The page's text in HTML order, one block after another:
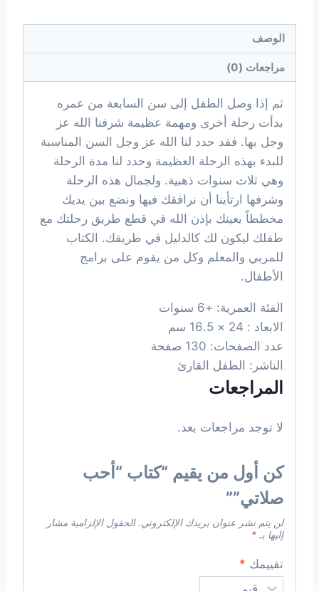
الوصف
مراجعات (0)
ثم إذا وصل الطفل إلى سن السابعة من عمره
بدأت رحلة أخرى ومهمة عظيمة شرفنا الله عز
وجل بها. فقد حدد لنا الله عز وجل السن المناسبة
للبدء بهذه الرحلة العظيمة وحدد لنا مدة الرحلة
وهي ثلاث سنوات ذهبية. ولجمال هذه الرحلة
وشرفها ارتأينا أن نرافقك فيها ونضع بين يديك
مخططاً يعينك بإذن الله في قطع طريق رحلتك مع
طفلك ليكون لك كالدليل في طريقك. الكتاب
للمربي والمعلم وكل من يقوم على برامج
الأطفال.
الفئة العمرية: +6 سنوات
الابعاد : 24 × 16.5 سم
عدد الصفحات: 130 صفحة
الناشر: الطفل القارئ
المراجعات
لا توجد مراجعات بعد.
كن أول من يقيم “كتاب “أحب
صلاتي””
لن يتم نشر عنوان بريدك الإلكتروني. الحقول الإلزامية مشار
إليها بـ *
تقييمك *